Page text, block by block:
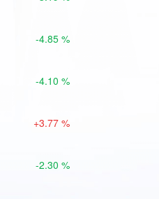
-4.85 %
-4.10 %
+3.77 %
-2.30 %